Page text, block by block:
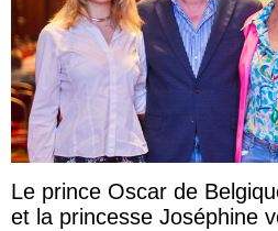
Le prince Oscar de
et la princesse Joséphine